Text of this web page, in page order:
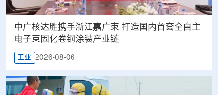
中广核达胜携手浙江嘉广束 打造国内首套全自主
电子束固化卷钢涂装产业链
工业 2026-08-06